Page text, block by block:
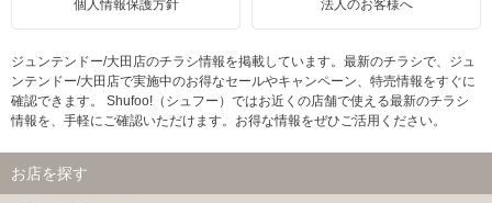
個人情報保護方針 法人のお客様へ
ジュンテンドー/大田店のチラシ情報を掲載しています。最新のチラシで、ジュ
ンテンドー/大田店で実施中のお得なセールやキャンペーン、特売情報をすぐに
確認できます。 Shufoo!（シュフー）ではお近くの店舗で使える最新のチラシ
情報を、手軽にご確認いただけます。お得な情報をぜひご活用ください。
お店を探す